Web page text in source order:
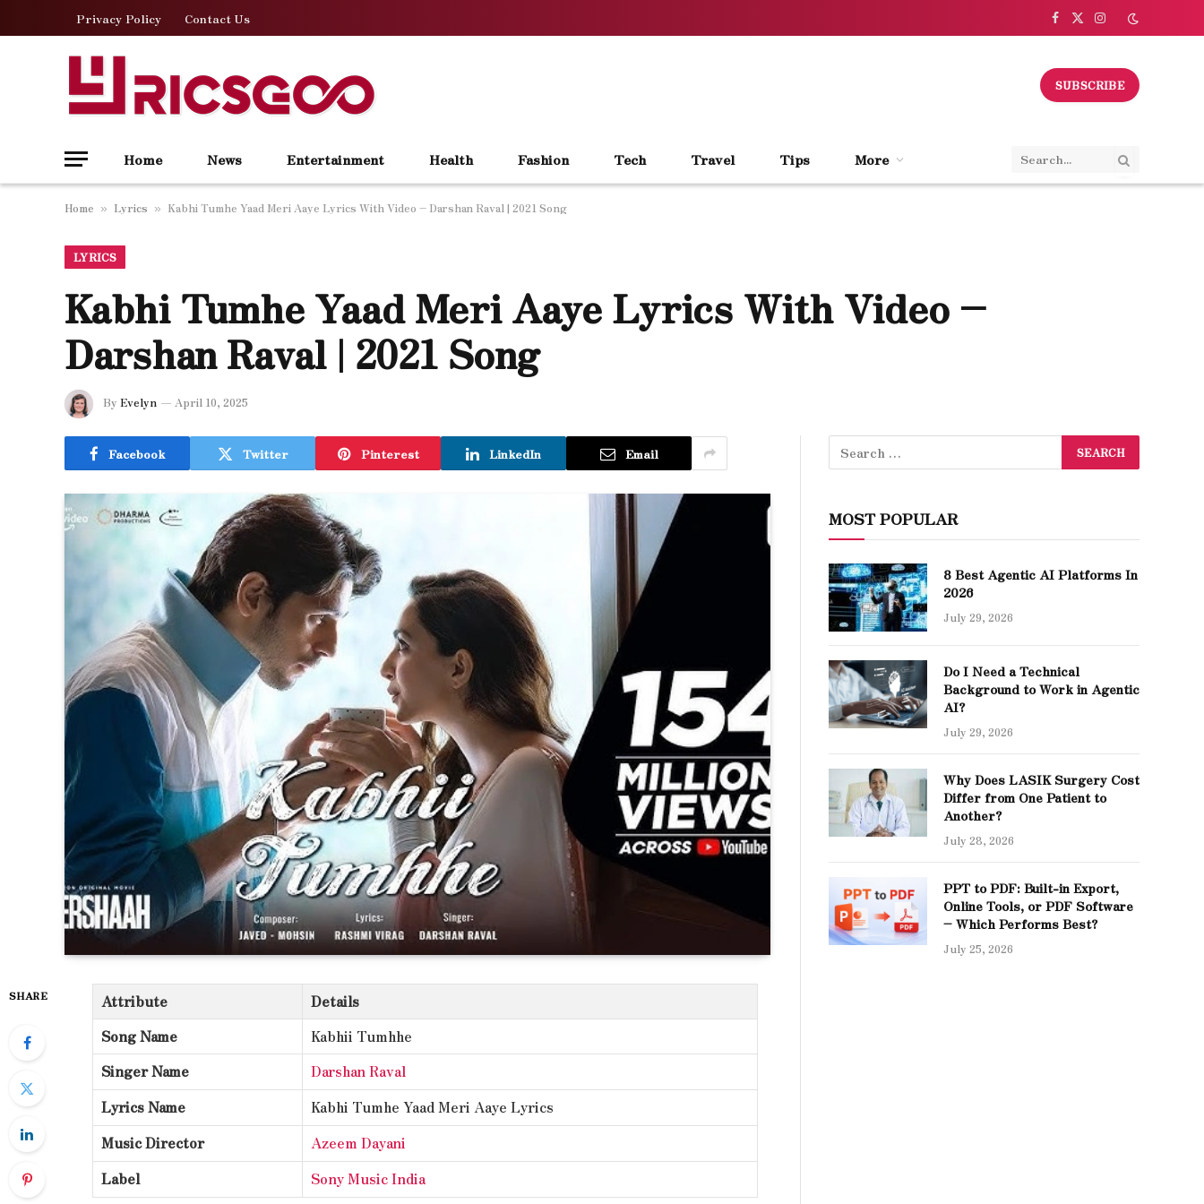
Privacy Policy Contact Us Facebook
X
Instagram
SUBSCRIBE
Home News Entertainment Health Fashion Tech Travel Tips More
Home » Lyrics » Kabhi Tumhe Yaad Meri Aaye Lyrics With Video – Darshan Raval | 2021 Song
LYRICS
Kabhi Tumhe Yaad Meri Aaye Lyrics With Video –
Darshan Raval | 2021 Song
By Evelyn April 10, 2025
Facebook Twitter Pinterest LinkedIn Email
SHARE Attribute
Details
Song Name
Kabhii Tumhhe
Singer Name
Darshan Raval
Lyrics Name
Kabhi Tumhe Yaad Meri Aaye Lyrics
Music Director
Azeem Dayani
Label
Sony Music India
MOST POPULAR
8 Best Agentic AI Platforms In
2026
July 29, 2026
Do I Need a Technical
Background to Work in Agentic
AI?
July 29, 2026
Why Does LASIK Surgery Cost
Differ from One Patient to
Another?
July 28, 2026
PPT to PDF: Built-in Export,
Online Tools, or PDF Software
– Which Performs Best?
July 25, 2026